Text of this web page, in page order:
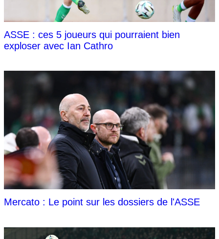
ASSE : ces 5 joueurs qui pourraient bien
exploser avec Ian Cathro
Mercato : Le point sur les dossiers de l'ASSE